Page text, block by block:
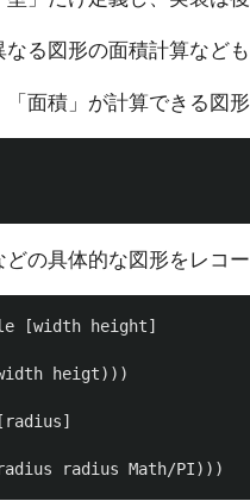
る図形の面積計算など
面積」が計算できる図
の具体的な図形をレコ
[width height]
heigt)))
[ radius]
radius Math/PI)))